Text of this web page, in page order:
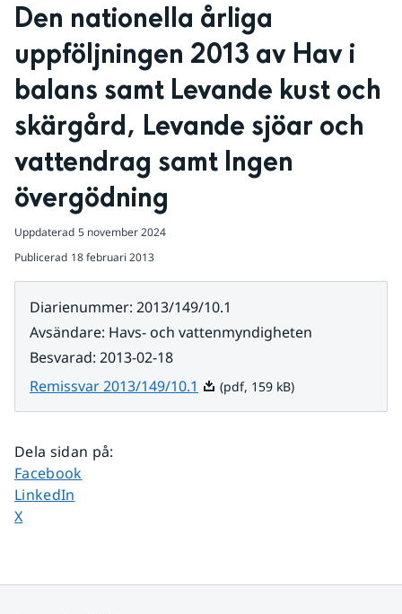
Den nationella årliga
uppföljningen 2013 av Hav i
balans samt Levande kust och
skärgård, Levande sjöar och
vattendrag samt Ingen
övergödning
Uppdaterad 5 november 2024
Publicerad 18 februari 2013
Diarienummer: 2013/149/10.1
Avsändare: Havs- och vattenmyndigheten
Besvarad: 2013-02-18
Remissvar 2013/149/10.1 Pdf, 159 kB.
(pdf, 159 kB)
Dela sidan på:
Dela sidan på
Facebook
Dela sidan på
LinkedIn
Dela sidan på
X